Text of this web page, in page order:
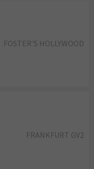
FOSTER'S HOLLYWOOD
FRANKFURT GV2